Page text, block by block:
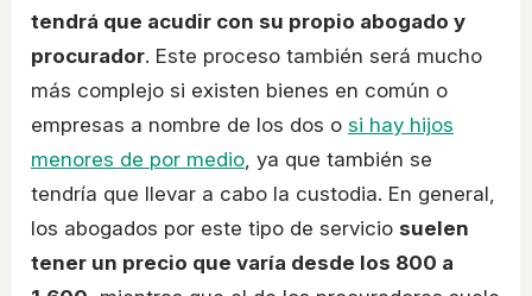
tendrá que acudir con su propio abogado y
procurador. Este proceso también será mucho
más complejo si existen bienes en común o
empresas a nombre de los dos o si hay hijos
menores de por medio , ya que también se
tendría que llevar a cabo la custodia. En general,
los abogados por este tipo de servicio suelen
tener un precio que varía desde los 800 a